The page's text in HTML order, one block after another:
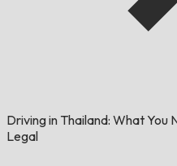
Driving in Thailand: What
Legal